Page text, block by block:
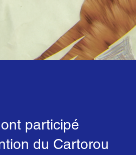
participé
du Cartorou